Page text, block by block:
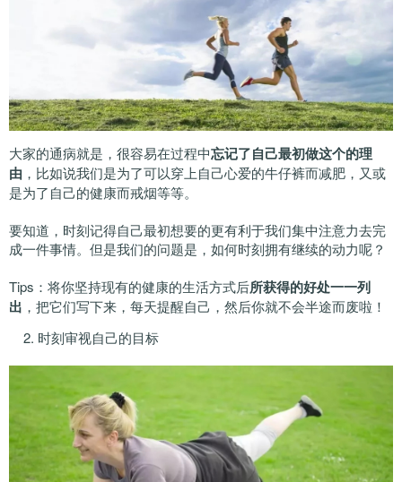
大家的通病就是，很容易在过程中忘记了自己最初做这个的理
由 ，比如说我们是为了可以穿上自己心爱的牛仔裤而减肥，又或
是为了自己的健康而戒烟等等。
要知道，时刻记得自己最初想要的更有利于我们集中注意力去完
成一件事情。但是我们的问题是，如何时刻拥有继续的动力呢？
Tips：将你坚持现有的健康的生活方式后所获得的好处一一列
出 ，把它们写下来，每天提醒自己，然后你就不会半途而废啦！
2. 时刻审视自己的目标